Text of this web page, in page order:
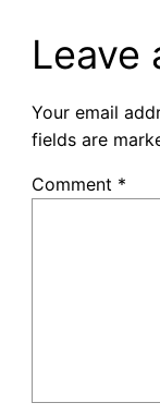
Leave
Your email
fields are
Comment *